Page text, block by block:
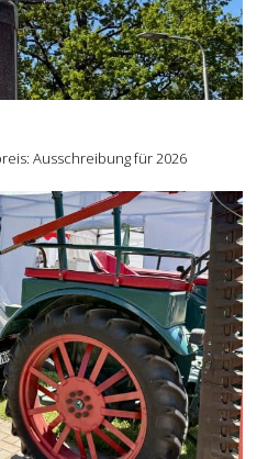
Ausschreibung für 2026